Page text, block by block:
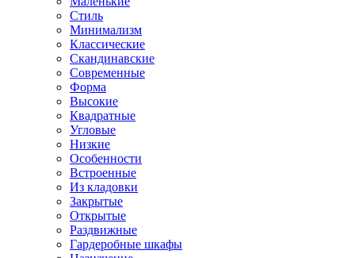
Стиль
Минимализм
Классические
Скандинавские
Современные
Форма
Высокие
Квадратные
Угловые
Низкие
Особенности
Встроенные
Из кладовки
Закрытые
Открытые
Раздвижные
Гардеробные шкафы